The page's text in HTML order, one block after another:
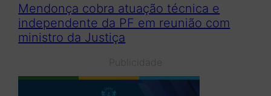
Mendonça cobra atuação técnica e
independente da PF em reunião com
ministro da Justiça
Publicidade